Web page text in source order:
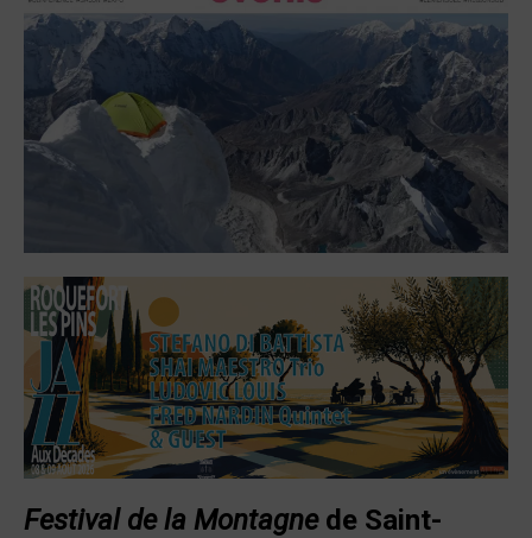
Festival de la Montagnede Saint-